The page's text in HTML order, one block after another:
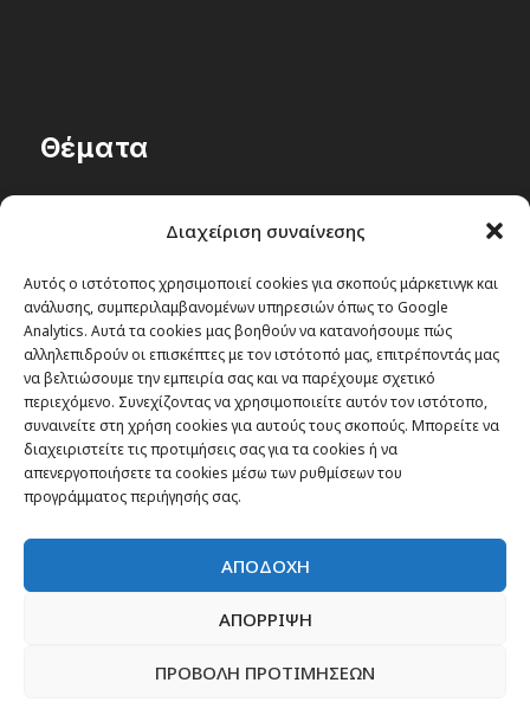
Διαχείριση συναίνεσης
Αυτός ο ιστότοπος χρησιμοποιεί cookies για σκοπούς μάρκετινγκ και
ανάλυσης, συμπεριλαμβανομένων υπηρεσιών όπως το Google
Analytics. Αυτά τα cookies μας βοηθούν να κατανοήσουμε πώς
αλληλεπιδρούν οι επισκέπτες με τον ιστότοπό μας, επιτρέποντάς μας
να βελτιώσουμε την εμπειρία σας και να παρέχουμε σχετικό
περιεχόμενο. Συνεχίζοντας να χρησιμοποιείτε αυτόν τον ιστότοπο,
συναινείτε στη χρήση cookies για αυτούς τους σκοπούς. Μπορείτε να
διαχειριστείτε τις προτιμήσεις σας για τα cookies ή να
απενεργοποιήσετε τα cookies μέσω των ρυθμίσεων του
προγράμματος περιήγησής σας.
ΑΠΟΔΟΧΗ
ΑΠΟΡΡΙΨΗ
ΠΡΟΒΟΛΗ ΠΡΟΤΙΜΗΣΕΩΝ
Θέματα
Passenger στον κόσμο
TRAVEL NEWS
Οργάνωσε το ταξίδι σου
CITY and CULTURE
Newsletter